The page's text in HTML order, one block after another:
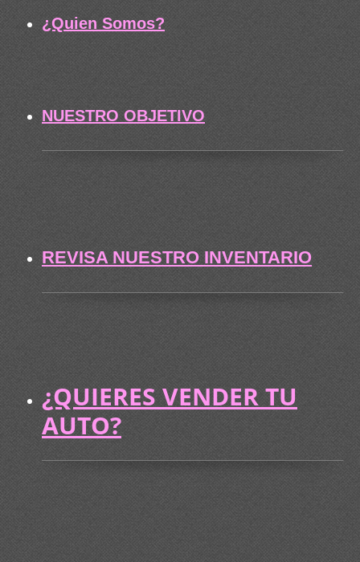
¿Quien Somos?
NUESTRO OBJETIVO
REVISA NUESTRO INVENTARIO
¿QUIERES VENDER TU
AUTO?